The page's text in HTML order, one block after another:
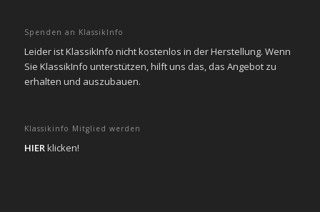
Spenden an KlassikInfo
Leider ist KlassikInfo nicht kostenlos in der Herstellung. Wenn
Sie KlassikInfo unterstützen, hilft uns das, das Angebot zu
erhalten und auszubauen.
Klassikinfo Mitglied werden
HIERklicken!